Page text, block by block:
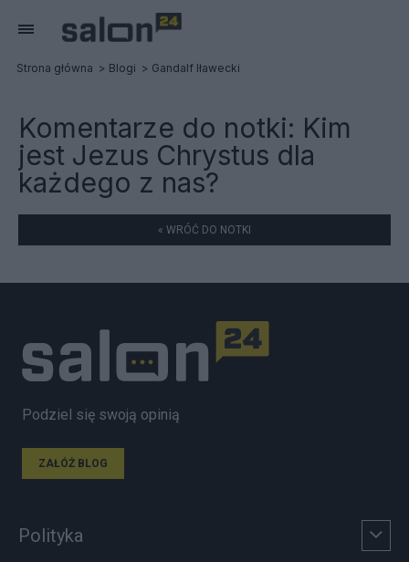
Strona główna Blogi Gandalf Iławecki
Komentarze do notki: Kim
jest Jezus Chrystus dla
każdego z nas?
« WRÓĆ DO NOTKI
Podziel się swoją opinią
ZAŁÓŻ BLOG
Polityka